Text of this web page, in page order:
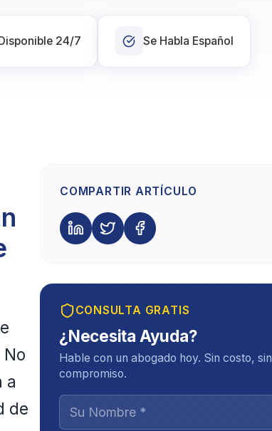
24/7 Se Habla Español
a
de
COMPARTIR ARTÍCULO
CONSULTA GRATIS
¿Necesita Ayuda?
Hable con un abogado hoy. Sin costo, sin
compromiso.